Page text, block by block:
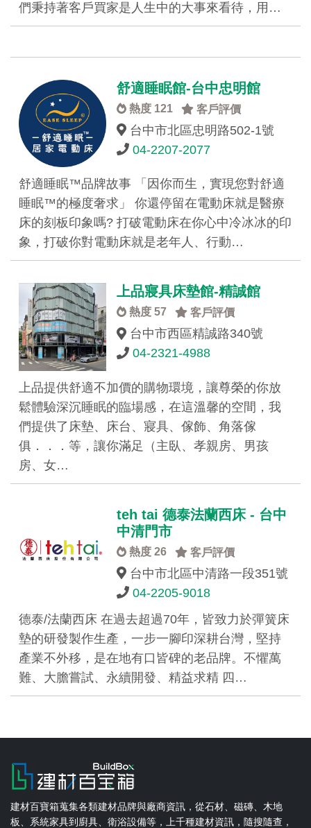
們秉持著客戶買家是人生中的大事來看待，用…
舒適睡眠館-台中忠明館
熱度 121 客戶評價
台中市北區忠明路502-1號
04-2207-2077
舒適睡眠™品牌故事 「因你而生，實現您對舒適
睡眠™的極度奢求」 你還停留在電動床就是醫療
床的刻板印象嗎? 打破電動床在你心中冷冰冰的印
象，打破你對電動床就是老年人、行動…
上品寢具床墊館-精誠館
熱度 57 客戶評價
台中市西區精誠路340號
04-2321-4988
上品提供舒適不加價的購物環境，讓尊榮的你放
鬆體驗深沉睡眠的臨場感，在這溫馨的空間，我
們提供了床墊、床台、寢具、傢飾、角落傢
俱．．．等，讓你滿足（主臥、孝親房、男孩
房、女…
teh tai 德泰法蘭西床 - 台中
中清門市
熱度 26 客戶評價
台中市北區中清路一段351號
04-2205-9018
德泰/法蘭西床 在過去超過70年，皆致力於彈簧床
墊的研發製作生產，一步一腳印深耕台灣，堅持
產業不外移，是在地有口皆碑的老品牌。不懼萬
難、大膽嘗試、永續開發、精益求精 四…
建材百寶箱蒐集各類建材品牌與廠商資訊，從石材、磁磚、木地
板、系統家具到廚具、衛浴設備等，上千種建材資訊，隨搜隨查，